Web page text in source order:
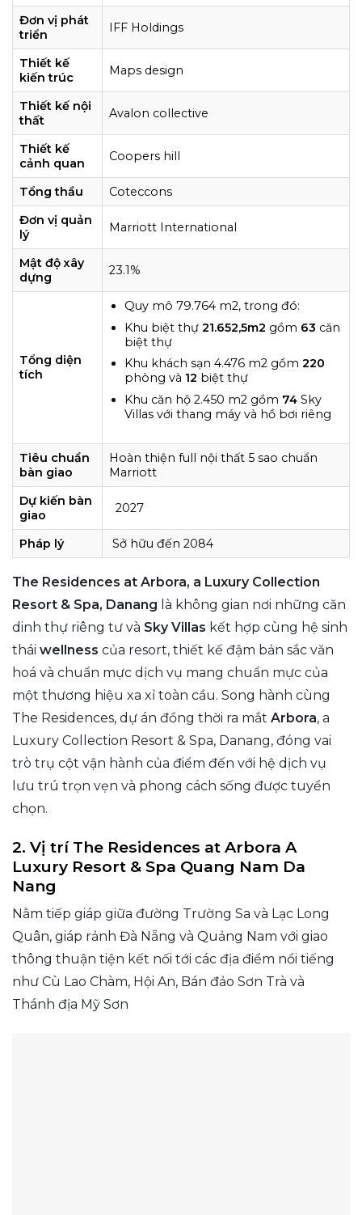
Đơn vị phát
triển
IFF Holdings
Thiết kế
kiến trúc
Maps design
Thiết kế nội
thất
Avalon collective
Thiết kế
cảnh quan
Coopers hill
Tổng thầu
Coteccons
Đơn vị quản
lý
Marriott International
Mật độ xây
dựng
23.1%
Tổng diện
tích
Quy mô 79.764 m2, trong đó:
Khu biệt thự 21.652,5m2 gồm 63 căn
biệt thự
Khu khách sạn 4.476 m2 gồm 220
phòng và 12 biệt thự
Khu căn hộ 2.450 m2 gồm 74Sky
Villas với thang máy và hồ bơi riêng
Tiêu chuẩn
bàn giao
Hoàn thiện full nội thất 5 sao chuẩn
Marriott
Dự kiến bàn
giao
2027
Pháp lý Sở hữu đến 2084
The Residences at Arbora, a Luxury Collection
Resort & Spa, Danang là không gian nơi những căn
dinh thự riêng tư và Sky Villas kết hợp cùng hệ sinh
thái wellness của resort, thiết kế đậm bản sắc văn
hoá và chuẩn mực dịch vụ mang chuẩn mực của
một thương hiệu xa xỉ toàn cầu. Song hành cùng
The Residences, dự án đồng thời ra mắt Arbora, a
Luxury Collection Resort & Spa, Danang, đóng vai
trò trụ cột vận hành của điểm đến với hệ dịch vụ
lưu trú trọn vẹn và phong cách sống được tuyển
chọn.
2. Vị trí The Residences at Arbora A
Luxury Resort & Spa Quang Nam Da
Nang
Nằm tiếp giáp giữa đường Trường Sa và Lạc Long
Quân, giáp rảnh Đà Nẵng và Quảng Nam với giao
thông thuận tiện kết nối tới các địa điểm nổi tiếng
như Cù Lao Chàm, Hội An, Bán đảo Sơn Trà và
Thánh địa Mỹ Sơn